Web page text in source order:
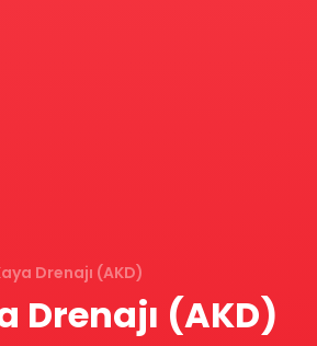
Drenajı (AKD)
Drenajı (AKD)